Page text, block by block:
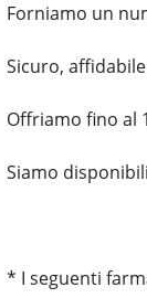
Forniamo un
Sicuro,
Offriamo fino al
Siamo
* I seguenti